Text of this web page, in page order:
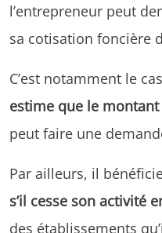
l’entrepreneur peut
sa cotisation foncière
C’est notamment le
estime que le montant
peut faire une
Par ailleurs, il
s’il cesse son activité
des établissements